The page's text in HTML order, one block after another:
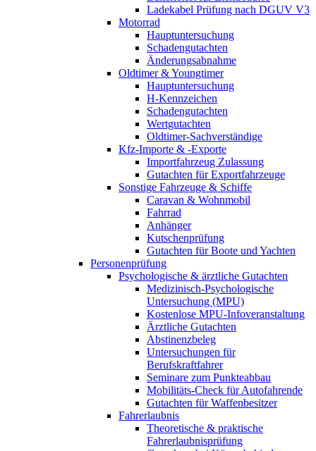
Ladekabel Prüfung nach DGUV V3
Motorrad
Hauptuntersuchung
Schadengutachten
Änderungsabnahme
Oldtimer & Youngtimer
Hauptuntersuchung
H-Kennzeichen
Schadengutachten
Wertgutachten
Oldtimer-Sachverständige
Kfz-Importe & -Exporte
Importfahrzeug Zulassung
Gutachten für Exportfahrzeuge
Sonstige Fahrzeuge & Schiffe
Caravan & Wohnmobil
Fahrrad
Anhänger
Kutschenprüfung
Gutachten für Boote und Yachten
Personenprüfung
Psychologische & ärztliche Gutachten
Medizinisch-Psychologische
Untersuchung (MPU)
Kostenlose MPU-Infoveranstaltung
Ärztliche Gutachten
Abstinenzbeleg
Untersuchungen für
Berufskraftfahrer
Seminare zum Punkteabbau
Mobilitäts-Check für Autofahrende
Gutachten für Waffenbesitzer
Fahrerlaubnis
Theoretische & praktische
Fahrerlaubnisprüfung